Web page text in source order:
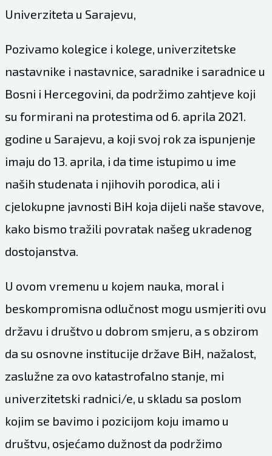
Univerziteta u Sarajevu,
Pozivamo kolegice i kolege, univerzitetske
nastavnike i nastavnice, saradnike i saradnice u
Bosni i Hercegovini, da podržimo zahtjeve koji
su formirani na protestima od 6. aprila 2021.
godine u Sarajevu, a koji svoj rok za ispunjenje
imaju do 13. aprila, i da time istupimo u ime
naših studenata i njihovih porodica, ali i
cjelokupne javnosti BiH koja dijeli naše stavove,
kako bismo tražili povratak našeg ukradenog
dostojanstva.
U ovom vremenu u kojem nauka, moral i
beskompromisna odlučnost mogu usmjeriti ovu
državu i društvo u dobrom smjeru, a s obzirom
da su osnovne institucije države BiH, nažalost,
zaslužne za ovo katastrofalno stanje, mi
univerzitetski radnici/e, u skladu sa poslom
kojim se bavimo i pozicijom koju imamo u
društvu, osjećamo dužnost da podržimo